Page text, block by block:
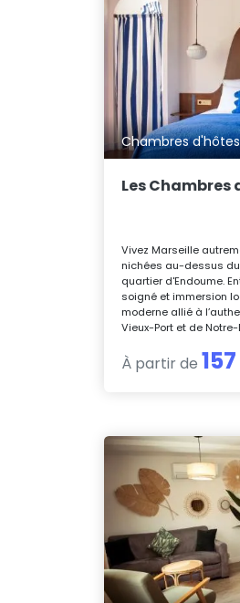
Chambres d'hôtes
Les Chambres
Vivez Marseille
nichées au-dessus
quartier d'Endoume.
soigné et immersion
moderne allié à
Vieux-Port et de
À partir de